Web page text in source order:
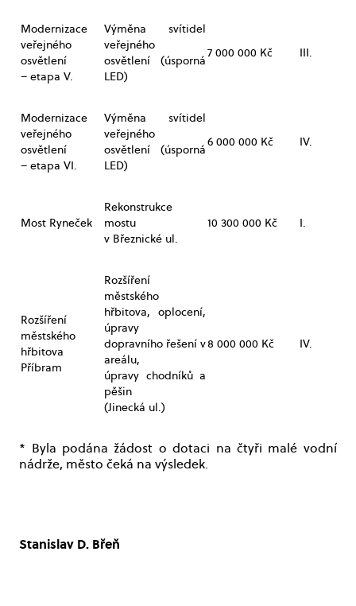
Modernizace
veřejného
osvětlení
– etapa V.
Výměna svítidel
veřejného
osvětlení (úsporná
LED)
7 000 000 Kč III.
Modernizace
veřejného
osvětlení
– etapa VI.
Výměna svítidel
veřejného
osvětlení (úsporná
LED)
6 000 000 Kč IV.
Most Ryneček
Rekonstrukce
mostu
v Březnické ul.
10 300 000 Kč I.
Rozšíření
městského
hřbitova
Příbram
Rozšíření
městského
hřbitova, oplocení,
úpravy
dopravního řešení v
areálu,
úpravy chodníků a
pěšin
(Jinecká ul.)
8 000 000 Kč IV.
* Byla podána žádost o dotaci na čtyři malé vodní
nádrže, město čeká na výsledek.
Stanislav D. Břeň